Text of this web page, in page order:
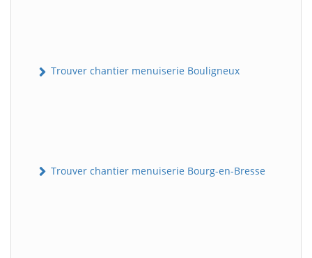
Trouver chantier menuiserie Bouligneux
Trouver chantier menuiserie Bourg-en-Bresse